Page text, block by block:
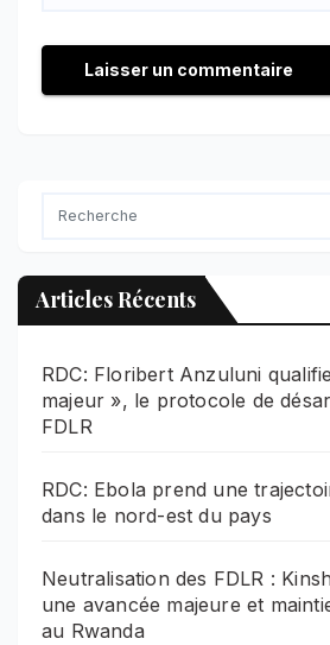
Articles Récents
RDC: Floribert Anzuluni
majeur », le protocole de
FDLR
RDC: Ebola prend une
dans le nord-est du pays
Neutralisation des FDLR :
une avancée majeure et
au Rwanda